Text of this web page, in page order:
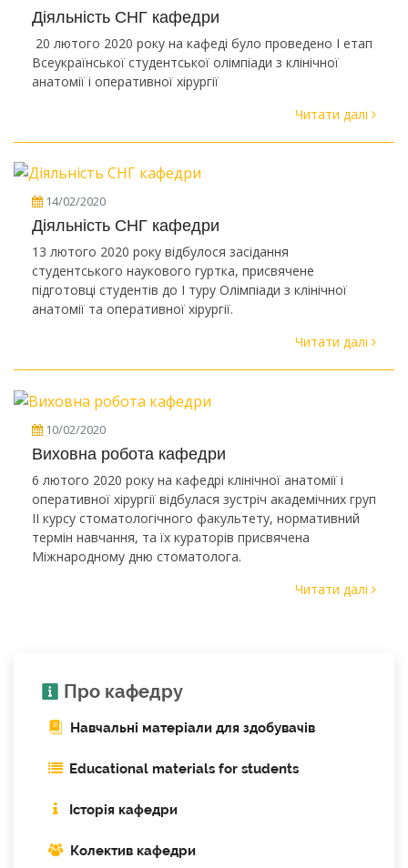
Діяльність СНГ кафедри
20 лютого 2020 року на кафеді було проведено І етап
Всеукраїнської студентської олімпіади з клінічної
анатомії і оперативної хірургії
Читати далі
14/02/2020
Діяльність СНГ кафедри
13 лютого 2020 року відбулося засідання
студентського наукового гуртка, присвячене
підготовці студентів до І туру Олімпіади з клінічної
анатомії та оперативної хірургії.
Читати далі
10/02/2020
Виховна робота кафедри
6 лютого 2020 року на кафедрі клінічної анатомії і
оперативної хірургії відбулася зустріч академічних груп
ІІ курсу стоматологічного факультету, нормативний
термін навчання, та їх кураторів присвячена
Міжнародному дню стоматолога.
Читати далі
Про кафедру
Навчальні матеріали для здобувачів
Educational materials for students
Історія кафедри
Колектив кафедри